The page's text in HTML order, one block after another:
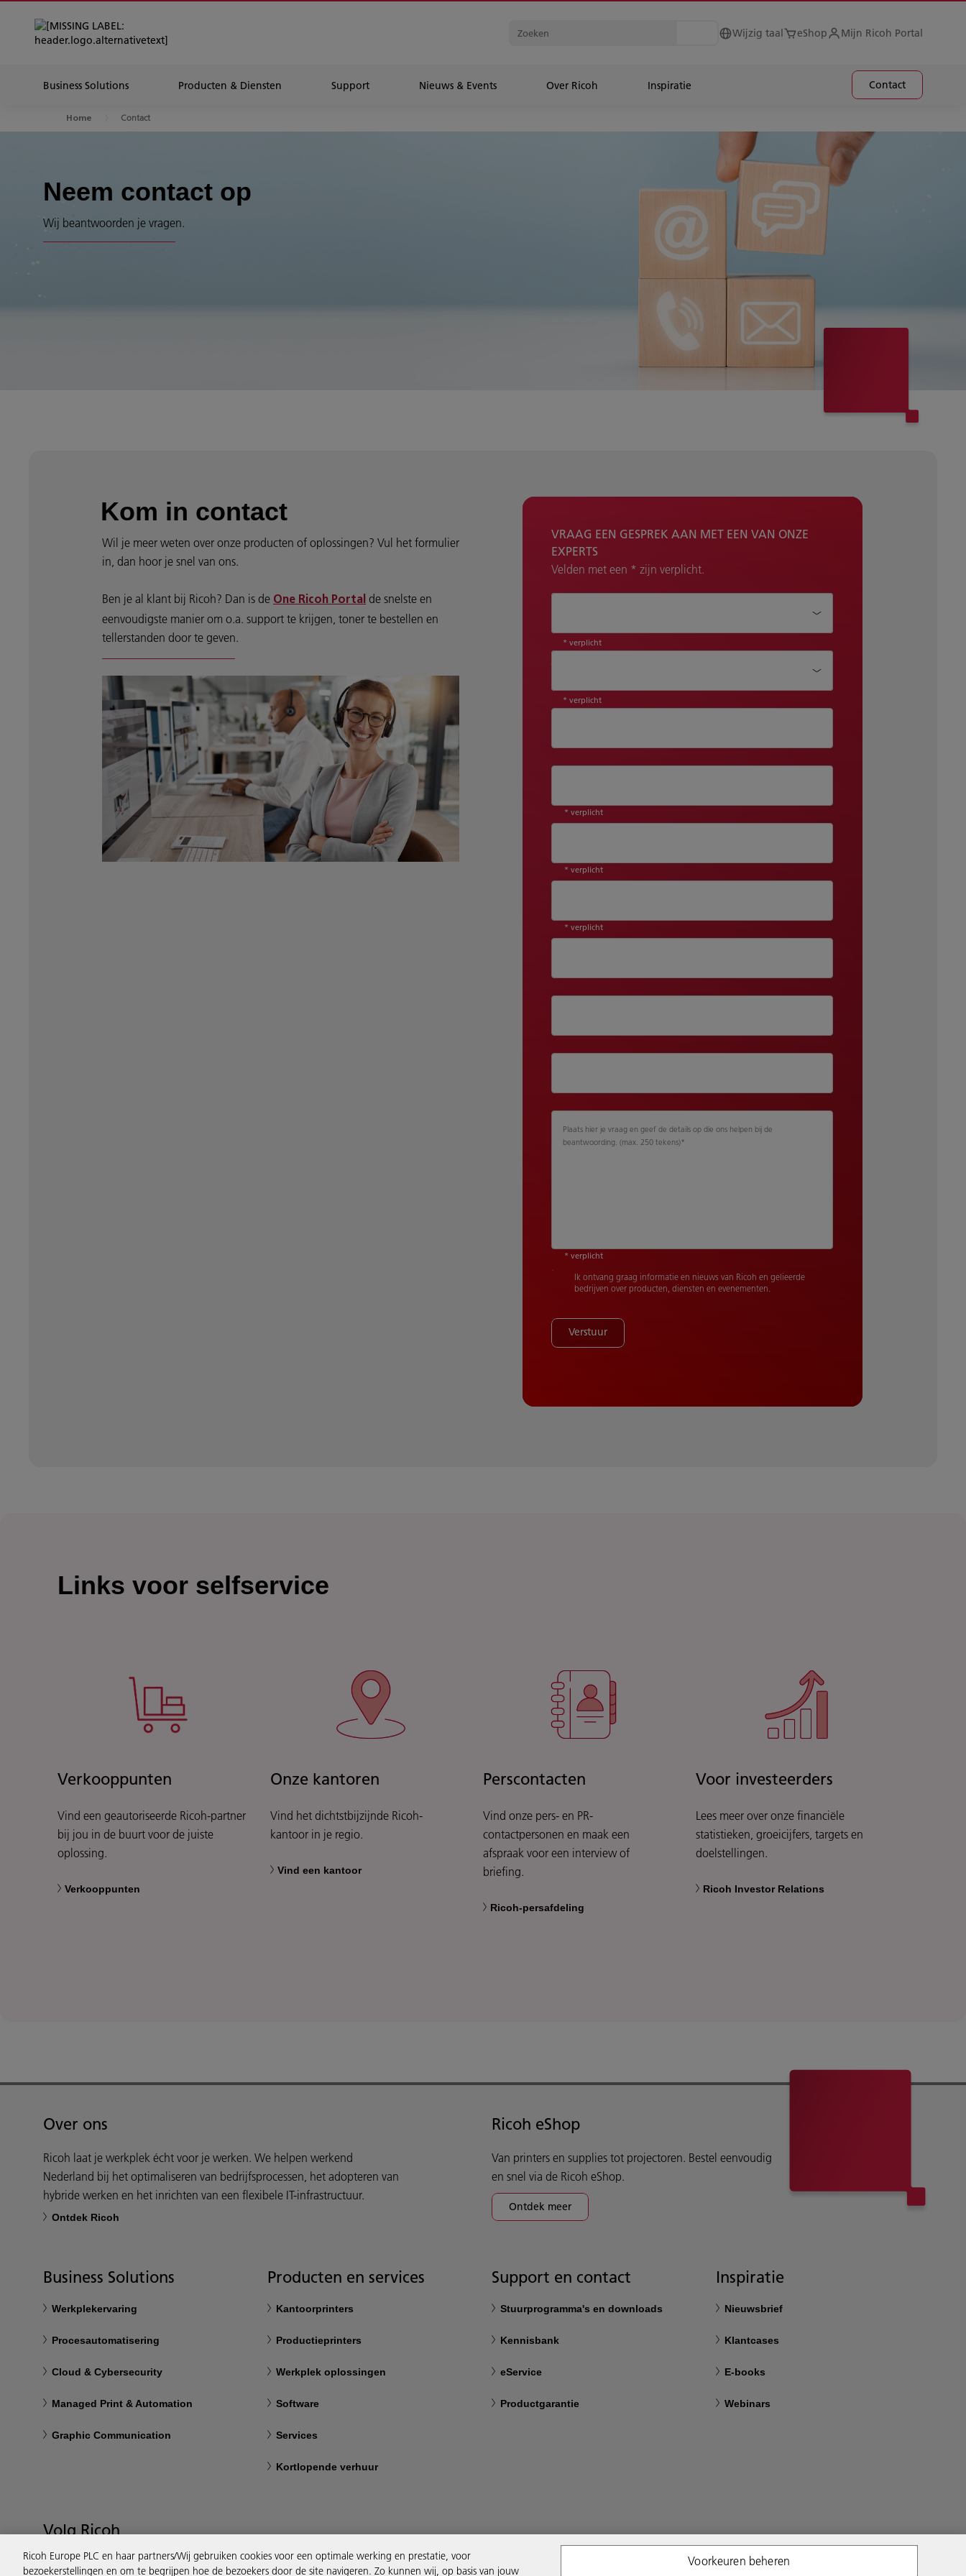
Wijzig taal eShop Mijn Ricoh Portal
Business Solutions Producten & Diensten Support Nieuws & Events Over Ricoh Inspiratie Contact
Home Contact
Neem contact op
Wij beantwoorden je vragen.
Kom in contact
Wil je meer weten over onze producten of oplossingen? Vul het formulier
in, dan hoor je snel van ons.
Ben je al klant bij Ricoh? Dan is de One Ricoh Portal de snelste en
eenvoudigste manier om o.a. support te krijgen, toner te bestellen en
tellerstanden door te geven.
VRAAG EEN GESPREK AAN MET EEN VAN ONZE
EXPERTS
Velden met een * zijn verplicht.
* verplicht
* verplicht
* verplicht
* verplicht
* verplicht
Plaats hier je vraag en geef de details op die ons helpen bij de
beantwoording. (max. 250 tekens)*
* verplicht
Ik ontvang graag informatie en nieuws van Ricoh en gelieerde
bedrijven over producten, diensten en evenementen.
Verstuur
Links voor selfservice
Verkooppunten
Vind een geautoriseerde Ricoh-partner
bij jou in de buurt voor de juiste
oplossing.
Verkooppunten
Onze kantoren
Vind het dichtstbijzijnde Ricoh-
kantoor in je regio.
Vind een kantoor
Perscontacten
Vind onze pers- en PR-
contactpersonen en maak een
afspraak voor een interview of
briefing.
Ricoh-persafdeling
Voor investeerders
Lees meer over onze financiële
statistieken, groeicijfers, targets en
doelstellingen.
Ricoh Investor Relations
Over ons
Ricoh laat je werkplek écht voor je werken. We helpen werkend
Nederland bij het optimaliseren van bedrijfsprocessen, het adopteren van
hybride werken en het inrichten van een flexibele IT-infrastructuur.
Ontdek Ricoh
Ricoh eShop
Van printers en supplies tot projectoren. Bestel eenvoudig
en snel via de Ricoh eShop.
Ontdek meer
Business Solutions
Werkplekervaring
Procesautomatisering
Cloud & Cybersecurity
Managed Print & Automation
Graphic Communication
Producten en services
Kantoorprinters
Productieprinters
Werkplek oplossingen
Software
Services
Kortlopende verhuur
Support en contact
Stuurprogramma's en downloads
Kennisbank
eService
Productgarantie
Inspiratie
Nieuwsbrief
Klantcases
E-books
Webinars
Volg Ricoh
Ricoh Europe PLC en haar partners/Wij gebruiken cookies voor een optimale werking en prestatie, voor
bezoekerstellingen en om te begrijpen hoe de bezoekers door de site navigeren. Zo kunnen wij, op basis van jouw
Voorkeuren beheren